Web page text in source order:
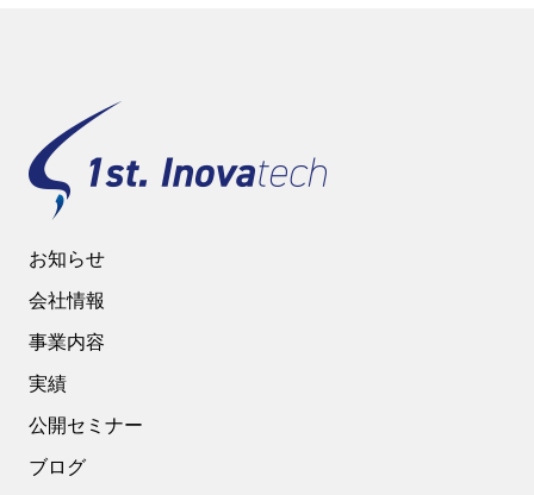
お知らせ
会社情報
事業内容
実績
公開セミナー
ブログ